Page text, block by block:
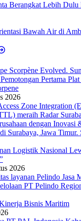
Berangkat Lebih Dulu
Bawah Air di
Pertama Plat
2026
Logistik Nasional
2026
Bisnis Maritim